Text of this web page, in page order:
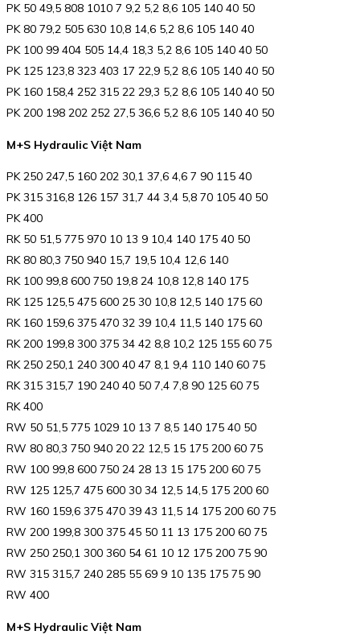
PK 50 49,5 808 1010 7 9,2 5,2 8,6 105 140 40 50
PK 80 79,2 505 630 10,8 14,6 5,2 8,6 105 140 40
PK 100 99 404 505 14,4 18,3 5,2 8,6 105 140 40 50
PK 125 123,8 323 403 17 22,9 5,2 8,6 105 140 40 50
PK 160 158,4 252 315 22 29,3 5,2 8,6 105 140 40 50
PK 200 198 202 252 27,5 36,6 5,2 8,6 105 140 40 50
M+S Hydraulic Việt Nam
PK 250 247,5 160 202 30,1 37,6 4,6 7 90 115 40
PK 315 316,8 126 157 31,7 44 3,4 5,8 70 105 40 50
PK 400
RK 50 51,5 775 970 10 13 9 10,4 140 175 40 50
RK 80 80,3 750 940 15,7 19,5 10,4 12,6 140
RK 100 99,8 600 750 19,8 24 10,8 12,8 140 175
RK 125 125,5 475 600 25 30 10,8 12,5 140 175 60
RK 160 159,6 375 470 32 39 10,4 11,5 140 175 60
RK 200 199,8 300 375 34 42 8,8 10,2 125 155 60 75
RK 250 250,1 240 300 40 47 8,1 9,4 110 140 60 75
RK 315 315,7 190 240 40 50 7,4 7,8 90 125 60 75
RK 400
RW 50 51,5 775 1029 10 13 7 8,5 140 175 40 50
RW 80 80,3 750 940 20 22 12,5 15 175 200 60 75
RW 100 99,8 600 750 24 28 13 15 175 200 60 75
RW 125 125,7 475 600 30 34 12,5 14,5 175 200 60
RW 160 159,6 375 470 39 43 11,5 14 175 200 60 75
RW 200 199,8 300 375 45 50 11 13 175 200 60 75
RW 250 250,1 300 360 54 61 10 12 175 200 75 90
RW 315 315,7 240 285 55 69 9 10 135 175 75 90
RW 400
M+S Hydraulic Việt Nam